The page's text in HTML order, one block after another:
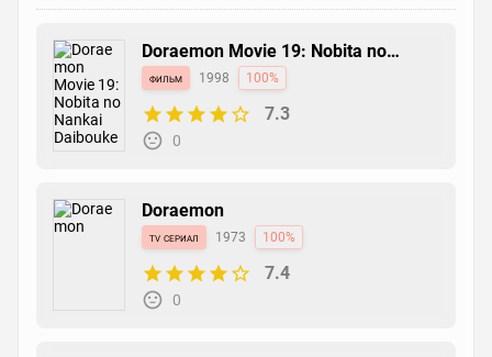
Doraemon Movie 19: Nobita no
Nankai Daibouken
фильм 1998 100%
7.3
0
Doraemon
tv сериал 1973 100%
7.4
0